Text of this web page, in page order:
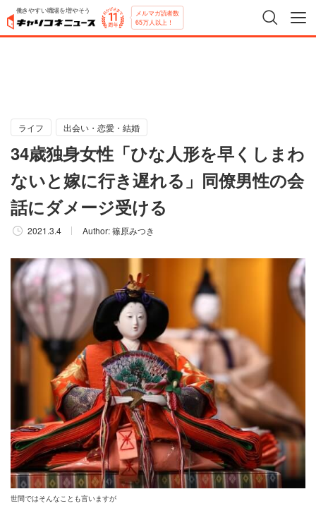
働きやすい職場を増やそう メルマガ読者数
65万人以上！
ライフ 出会い・恋愛・結婚
34歳独身女性「ひな人形を早くしまわ
ないと嫁に行き遅れる」同僚男性の会
話にダメージ受ける
2021.3.4 Author:篠原みつき
世間ではそんなことも言いますが